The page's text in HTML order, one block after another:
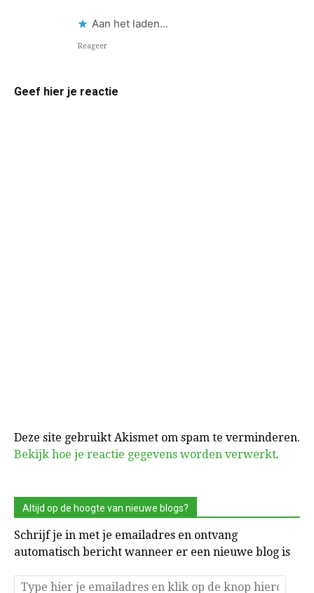
Aan het laden...
Reageer
Geef hier je reactie
Deze site gebruikt Akismet om spam te verminderen.
Bekijk hoe je reactie gegevens worden verwerkt.
Altijd op de hoogte van nieuwe blogs?
Schrijf je in met je emailadres en ontvang
automatisch bericht wanneer er een nieuwe blog is
Type